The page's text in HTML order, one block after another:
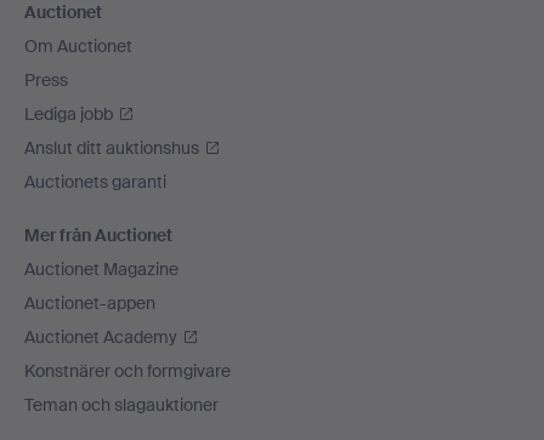
Auctionet
Om Auctionet
Press
Lediga jobb
Anslut ditt auktionshus
Auctionets garanti
Mer från Auctionet
Auctionet Magazine
Auctionet-appen
Auctionet Academy
Konstnärer och formgivare
Teman och slagauktioner